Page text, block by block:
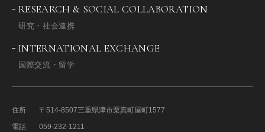
RESEARCH & SOCIAL COLLABORATION
研究・社会連携
INTERNATIONAL EXCHANGE
国際交流・留学
住所 〒514-8507三重県津市栗真町屋町1577
電話
059-232-1211